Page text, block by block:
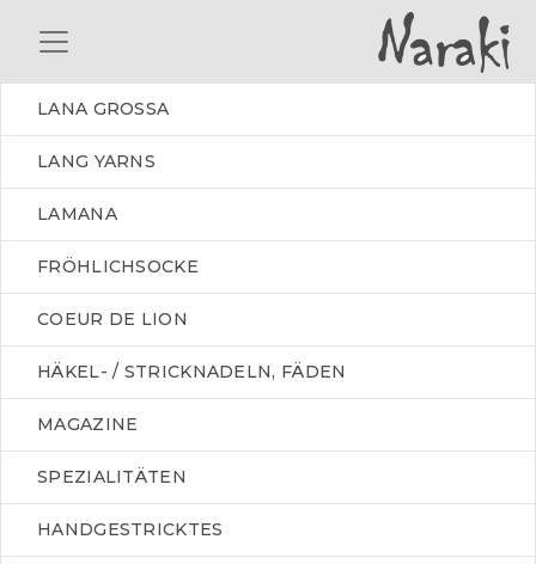
LANA GROSSA
LANG YARNS
LAMANA
FRÖHLICHSOCKE
COEUR DE LION
HÄKEL- / STRICKNADELN, FÄDEN
MAGAZINE
SPEZIALITÄTEN
HANDGESTRICKTES